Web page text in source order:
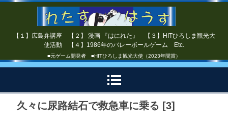
【１】広島弁講座 【２】 漫画 『はにれた』 【３】HITひろしま観光大
使活動 【４】1986年のバレーボールゲーム Etc.
■元ゲーム開発者 ■HITひろしま観光大使（2023年間賞）
久々に尿路結石で救急車に乗る [3]